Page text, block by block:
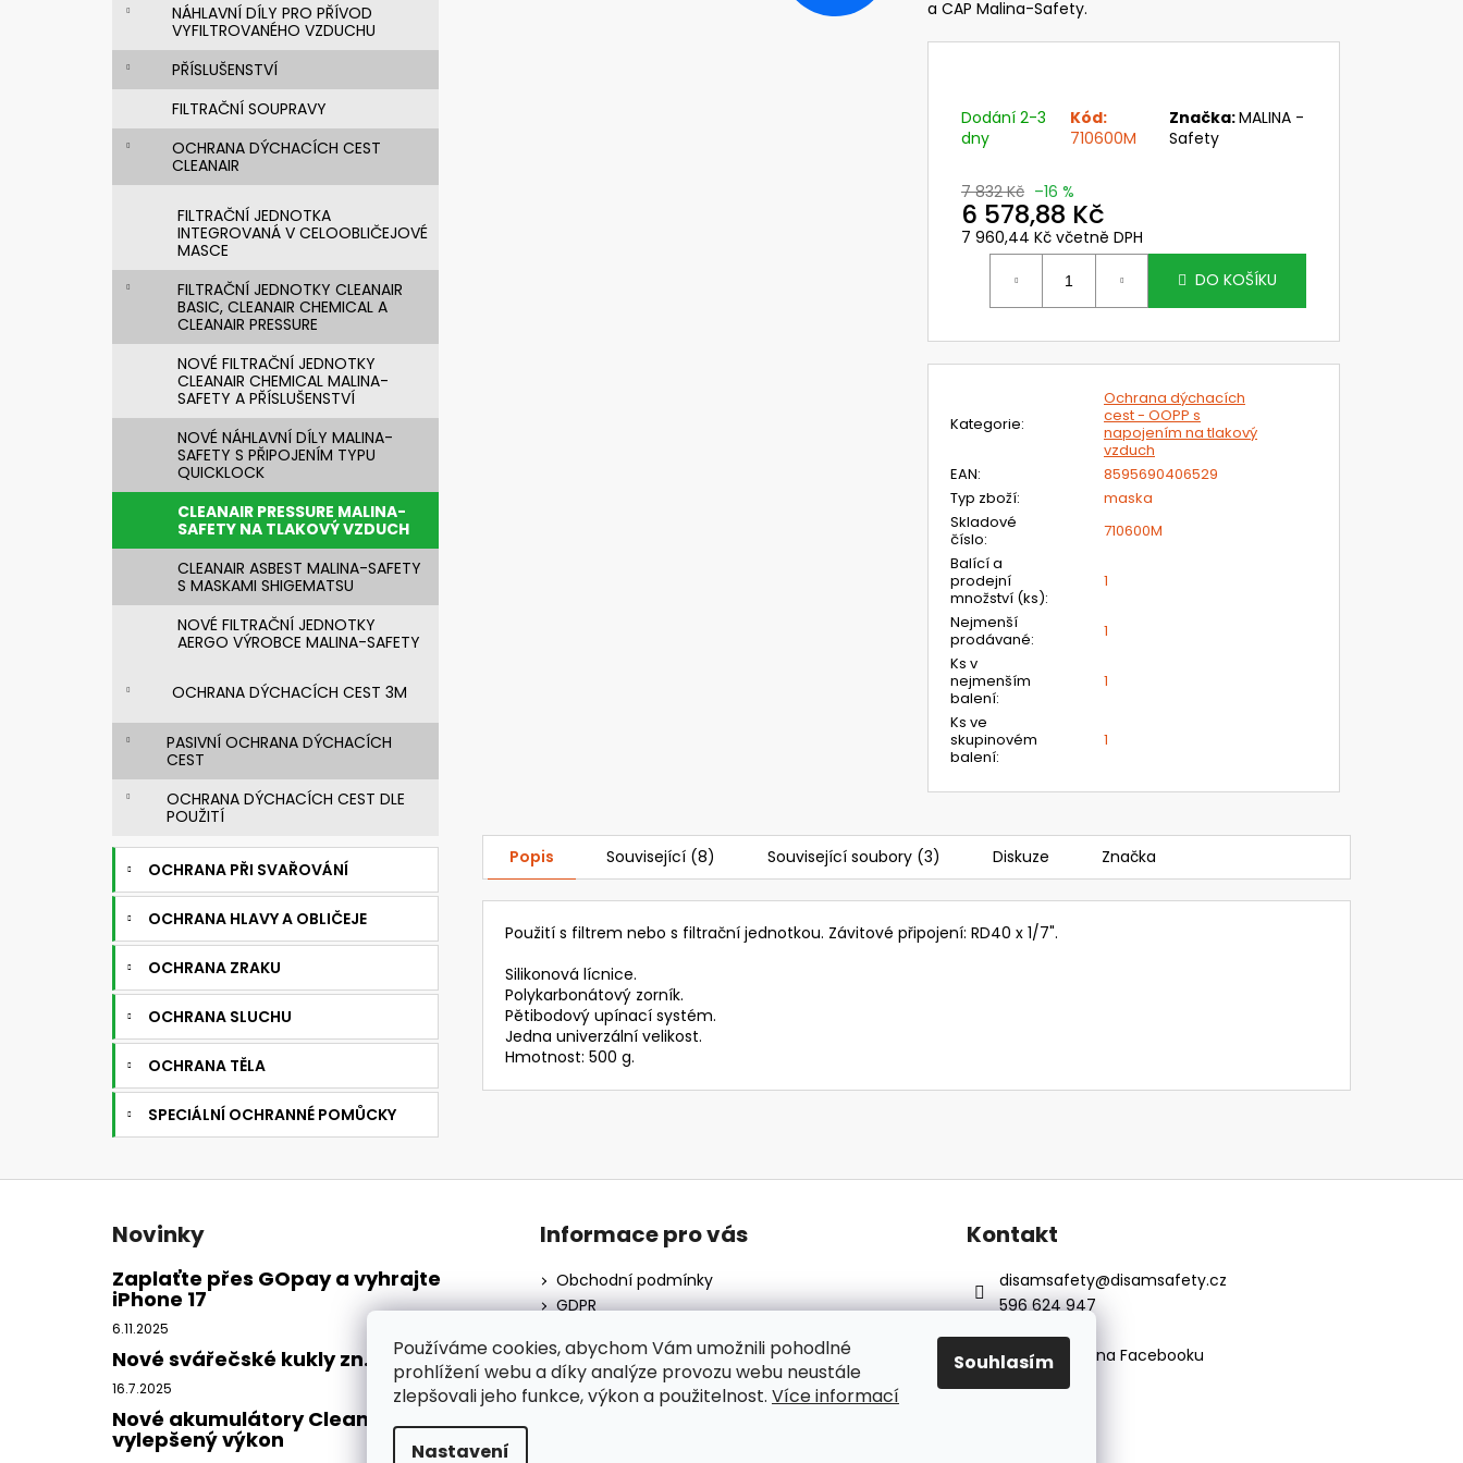
Používáme cookies, abychom Vám umožnili pohodlné
prohlížení webu a díky analýze provozu webu neustále
zlepšovali jeho funkce, výkon a použitelnost. Více informací
Nastavení
Souhlasím
NÁHLAVNÍ DÍLY PRO PŘÍVOD
VYFILTROVANÉHO VZDUCHU
PŘÍSLUŠENSTVÍ
FILTRAČNÍ SOUPRAVY
OCHRANA DÝCHACÍCH CEST
CLEANAIR
FILTRAČNÍ JEDNOTKA
INTEGROVANÁ V CELOOBLIČEJOVÉ
MASCE
FILTRAČNÍ JEDNOTKY CLEANAIR
BASIC, CLEANAIR CHEMICAL A
CLEANAIR PRESSURE
NOVÉ FILTRAČNÍ JEDNOTKY
CLEANAIR CHEMICAL MALINA-
SAFETY A PŘÍSLUŠENSTVÍ
NOVÉ NÁHLAVNÍ DÍLY MALINA-
SAFETY S PŘIPOJENÍM TYPU
QUICKLOCK
CLEANAIR PRESSURE MALINA-
SAFETY NA TLAKOVÝ VZDUCH
CLEANAIR ASBEST MALINA-SAFETY
S MASKAMI SHIGEMATSU
NOVÉ FILTRAČNÍ JEDNOTKY
AERGO VÝROBCE MALINA-SAFETY
OCHRANA DÝCHACÍCH CEST 3M
PASIVNÍ OCHRANA DÝCHACÍCH
CEST
OCHRANA DÝCHACÍCH CEST DLE
POUŽITÍ
OCHRANA PŘI SVAŘOVÁNÍ
OCHRANA HLAVY A OBLIČEJE
OCHRANA ZRAKU
OCHRANA SLUCHU
OCHRANA TĚLA
SPECIÁLNÍ OCHRANNÉ POMŮCKY
a CAP Malina-Safety.
Dodání 2-3
dny
Kód:
710600M
Značka:MALINA -
Safety
7 832 Kč –16 %
6 578,88 Kč
7 960,44 Kč včetně DPH
Měrná
DO KOŠÍKU
Kategorie:
Ochrana dýchacích
cest - OOPP s
napojením na tlakový
vzduch
EAN:
8595690406529
Typ zboží:
maska
Skladové
číslo:
710600M
Balící a
prodejní
množství (ks):
1
Nejmenší
prodávané:
1
Ks v
nejmenším
balení:
1
Ks ve
skupinovém
balení:
1
Popis Související (8) Související soubory (3) Diskuze Značka
Použití s filtrem nebo s filtrační jednotkou. Závitové připojení: RD40 x 1/7".
Silikonová lícnice.
Polykarbonátový zorník.
Pětibodový upínací systém.
Jedna univerzální velikost.
Hmotnost: 500 g.
720392.51 UNIMASK - LEHKÝ
UNIVERZÁLNÍ OBLIČEJOVÝ ŠTÍT S
TEXTILNÍM OBLIČEJOVÝM
TĚSNĚNÍM,VÁLCOVÝM ZORNÍKEM A S
PĚTIBODOVÝM UPÍNACÍM SYSTÉMEM
3 521,28 Kč
Původně:4 192 Kč
TR-342 NOVÝ KIT NABÍJEČE PRO BATERII
PŘILBA DIAMOND VI WIND - DELTA PLUS
Z
Novinky
Zaplaťte přes GOpay a vyhrajte
iPhone 17
6.11.2025
Nové svářečské kukly zn. CleanAIR
16.7.2025
Nové akumulátory CleanAIR -
vylepšený výkon
Informace pro vás
Obchodní podmínky
GDPR
Moje objednávka
Blog
Kontakt
disamsafety@disamsafety.cz
596 624 947
Sledujte nás na Facebooku